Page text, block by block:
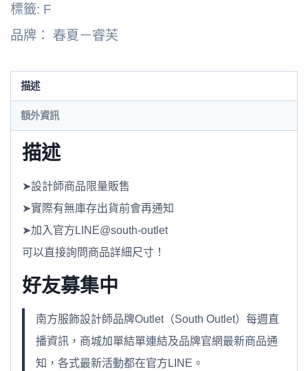
6262164-
6032C
量
標籤: F
品牌： 春夏－睿芙
描述
額外資訊
描述
➤設計師商品限量販售
➤實際有無庫存出貨前會再通知
➤加入官方LINE@south-outlet
可以直接詢問商品詳細尺寸！
好友募集中
南方服飾設計師品牌Outlet（South Outlet）每週直
播資訊，商城加單結單連結及品牌官網最新商品通
知，各式最新活動都在官方LINE。